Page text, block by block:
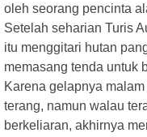
oleh seorang pencinta
Setelah seharian Turis
itu menggitari hutan
memasang tenda untuk
Karena gelapnya
terang, namun walau
berkeliaran, akhirnya